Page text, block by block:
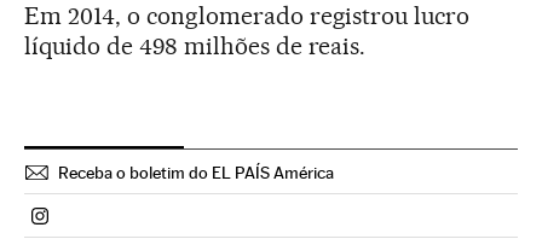
Em 2014, o conglomerado registrou lucro
líquido de 498 milhões de reais.
Receba o boletim do EL PAÍS América
Politica El País Brasil en Instagram